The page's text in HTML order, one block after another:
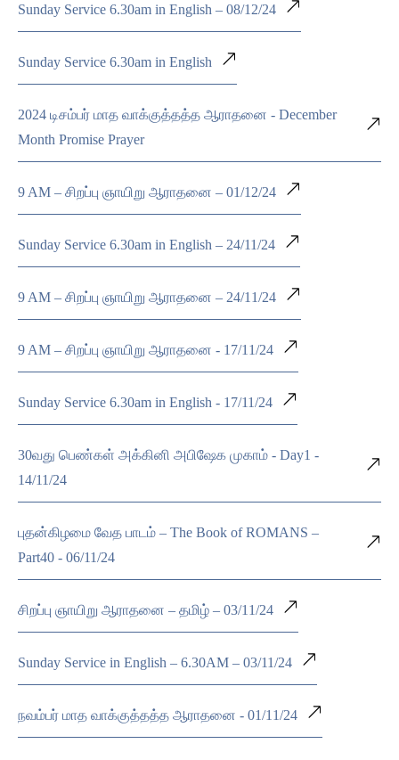
Sunday Service 6.30am in English – 08/12/24
Sunday Service 6.30am in English
2024 டிசம்பர் மாத வாக்குத்தத்த ஆராதனை - December
Month Promise Prayer
9 AM – சிறப்பு ஞாயிறு ஆராதனை – 01/12/24
Sunday Service 6.30am in English – 24/11/24
9 AM – சிறப்பு ஞாயிறு ஆராதனை – 24/11/24
9 AM – சிறப்பு ஞாயிறு ஆராதனை - 17/11/24
Sunday Service 6.30am in English - 17/11/24
30வது பெண்கள் அக்கினி அபிஷேக முகாம் - Day1 -
14/11/24
புதன்கிழமை வேத பாடம் – The Book of ROMANS –
Part40 - 06/11/24
சிறப்பு ஞாயிறு ஆராதனை – தமிழ் – 03/11/24
Sunday Service in English – 6.30AM – 03/11/24
நவம்பர் மாத வாக்குத்தத்த ஆராதனை - 01/11/24